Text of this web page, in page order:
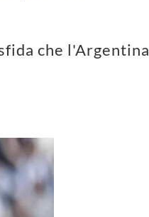
che l'Argentina